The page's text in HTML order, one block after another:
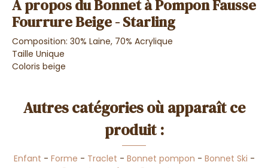
A propos du Bonnet à Pompon Fausse
Fourrure Beige - Starling
Composition: 30% Laine, 70% Acrylique
Taille Unique
Coloris beige
Autres catégories où apparaît ce
produit :
Enfant - Forme - Traclet - Bonnet pompon - Bonnet Ski -